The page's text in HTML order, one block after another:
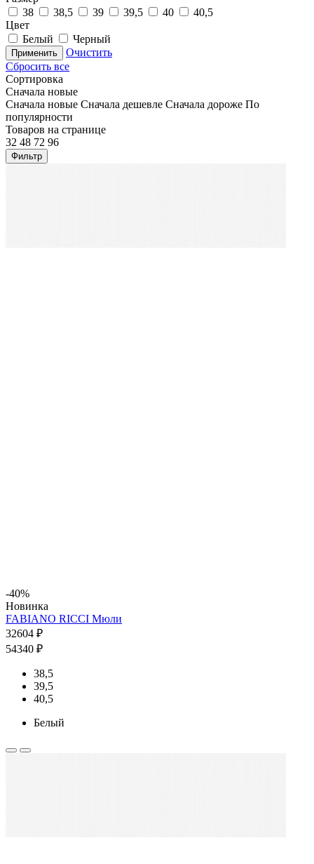
38
38,5 39 39,5 40
40,5
Цвет
Белый
Черный
Применить
Очистить
Сбросить все
Сортировка
Сначала новые
Сначала новые Сначала дешевле Сначала дороже По
популярности
Товаров на странице
32 48 72 96
Фильтр
-40%
Новинка
FABIANO RICCI Мюли
32604 ₽
54340 ₽
38,5
39,5
40,5
Белый